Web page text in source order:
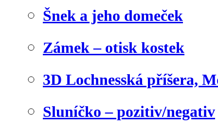
Šnek a jeho domeček
Zámek – otisk kostek
3D Lochnesská příšera,
Sluníčko – pozitiv/negativ